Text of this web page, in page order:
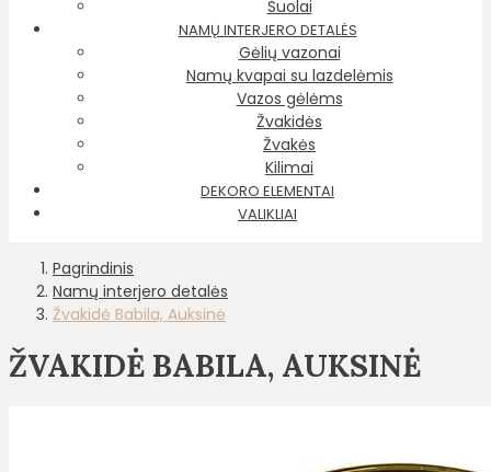
Suolai
NAMŲ INTERJERO DETALĖS
Gėlių vazonai
Namų kvapai su lazdelėmis
Vazos gėlėms
Žvakidės
Žvakės
Kilimai
DEKORO ELEMENTAI
VALIKLIAI
Pagrindinis
Namų interjero detalės
Žvakidė Babila, Auksinė
ŽVAKIDĖ BABILA, AUKSINĖ